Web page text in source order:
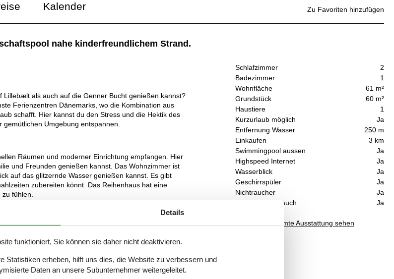
Kalender
nahe kinderfreundlichem Strand.
Schlafzimmer
2
Badezimmer
1
Wohnfläche
61 m²
Grundstück
60 m²
Haustiere
1
Kurzurlaub möglich
Ja
Entfernung Wasser
250 m
Einkaufen
3 km
Swimmingpool aussen
Ja
Highspeed Internet
Ja
Wasserblick
Ja
Geschirrspüler
Ja
Nichtraucher
Ja
Inklusive Verbrauch
Ja
Gesamte Ausstattung sehen
Zu Favoriten hinzufügen
als auch auf die Genner Bucht genießen kannst?
Ferienzentren Dänemarks, wo die Kombination aus
schafft. Hier kannst du den Stress und die Hektik des
Umgebung entspannen.
Räumen und moderner Einrichtung empfangen. Hier
und Freunden genießen kannst. Das Wohnzimmer ist
auf das glitzernde Wasser genießen kannst. Es gibt
zubereiten könnt. Das Reihenhaus hat eine
zu fühlen.
die fantastische Aussicht genießen kannst. Die
lesen oder köstliche Gerichte grillen kannst,
es vom 15. Mai bis 15. Oktober kostenlosen Zugang
Tagen abzukühlen. Wenn du den Sand zwischen
genießen. Der flache und kinderfreundliche Bereich des
Plätze für ihre jeweiligen Aktivitäten finden können.
Details
funktioniert, Sie können sie daher nicht deaktivieren.
Statistiken erheben, hilft uns dies, die Website zu verbessern und
Daten an unsere Subunternehmer weitergeleitet.